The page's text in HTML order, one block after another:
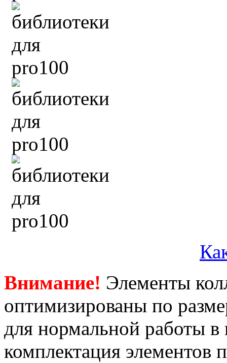
Внимание! Элементы
оптимизированы по
для нормальной работы
комплектация элементов